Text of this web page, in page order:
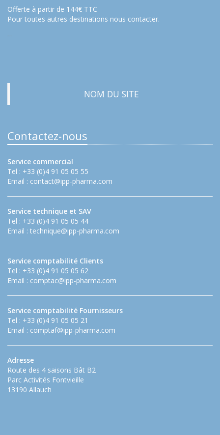
Offerte à partir de 144€ TTC
Pour toutes autres destinations nous contacter.
…
NOM DU SITE
Contactez-nous
Service commercial
Tel : +33 (0)4 91 05 05 55
Email : contact@ipp-pharma.com
Service technique et SAV
Tel : +33 (0)4 91 05 05 44
Email : technique@ipp-pharma.com
Service comptabilité Clients
Tel : +33 (0)4 91 05 05 62
Email : comptac@ipp-pharma.com
Service comptabilité Fournisseurs
Tel : +33 (0)4 91 05 05 21
Email : comptaf@ipp-pharma.com
Adresse
Route des 4 saisons Bât B2
Parc Activités Fontvieille
13190 Allauch